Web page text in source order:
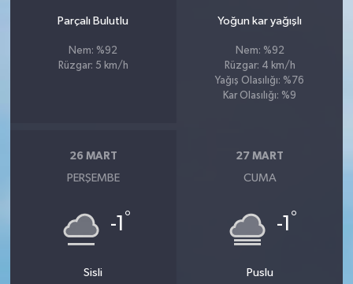
Parçalı Bulutlu
Nem: %92
Rüzgar: 5 km/h
Yoğun kar yağışlı
Nem: %92
Rüzgar: 4 km/h
Yağış Olasılığı: %76
Kar Olasılığı: %9
26 MART
PERŞEMBE
-1 °
Sisli
27 MART
CUMA
-1 °
Puslu